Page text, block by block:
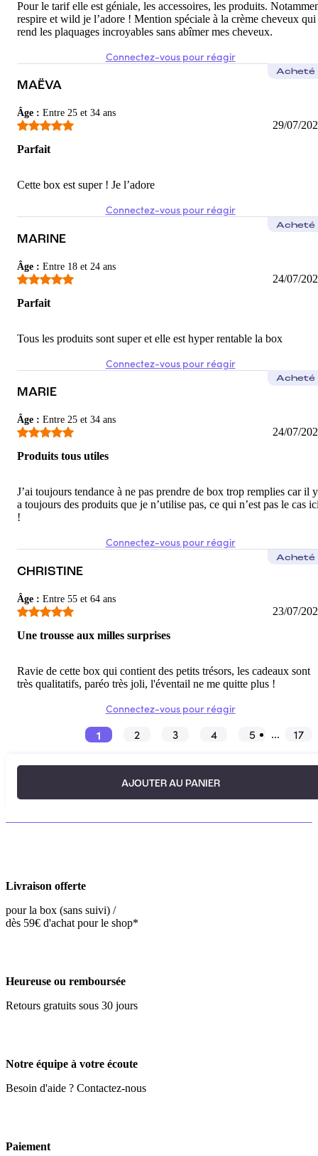
Pour le tarif elle est géniale, les accessoires, les produits.
respire et wild je l’adore ! Mention spéciale à la crème cheveux qui
rend les plaquages incroyables sans abîmer mes cheveux.
Connectez-vous pour réagir
MAËVA
Âge : Entre 25 et 34 ans
Acheté
29/07/
Parfait
Cette box est super ! Je l’adore
Connectez-vous pour réagir
MARINE
Âge : Entre 18 et 24 ans
Acheté
24/07/
Parfait
Tous les produits sont super et elle est hyper rentable la box
Connectez-vous pour réagir
MARIE
Âge : Entre 25 et 34 ans
Acheté
24/07/
Produits tous utiles
J’ai toujours tendance à ne pas prendre de box trop remplies car il y
a toujours des produits que je n’utilise pas, ce qui n’est pas le cas
!
Connectez-vous pour réagir
CHRISTINE
Âge : Entre 55 et 64 ans
Acheté
23/07/
Une trousse aux milles surprises
Ravie de cette box qui contient des petits trésors, les cadeaux sont
très qualitatifs, paréo très joli, l'éventail ne me quitte plus !
Connectez-vous pour réagir
1 2 3 4 5 ... 17
AJOUTER AU PANIER
Livraison offerte
pour la box (sans suivi) /
dès 59€ d'achat pour le shop*
Heureuse ou remboursée
Retours gratuits sous 30 jours
Notre équipe à votre écoute
Besoin d'aide ? Contactez-nous
Paiement